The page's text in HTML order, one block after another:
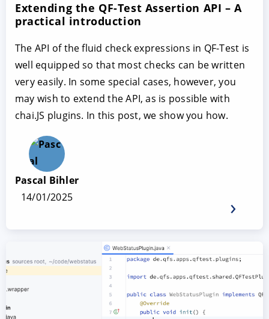
Extending the QF-Test Assertion API – A
practical introduction
The API of the fluid check expressions in QF-Test is
well equipped so that most checks can be written
very easily. In some special cases, however, you
may wish to extend the API, as is possible with
chai.JS plugins. In this post, we show you how.
Pascal Bihler
14/01/2025